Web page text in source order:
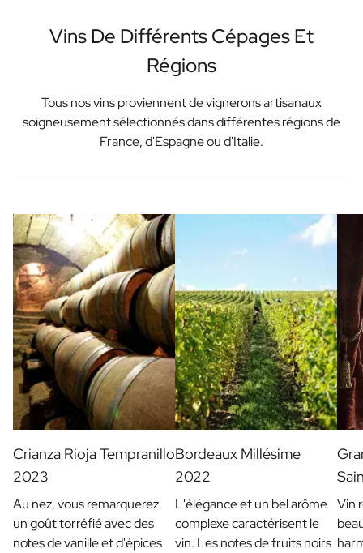
Vins De Différents Cépages Et
Régions
Tous nos vins proviennent de vignerons artisanaux
soigneusement sélectionnés dans différentes régions de
France, d'Espagne ou d'Italie.
Crianza Rioja Tempranillo
2023
Au nez, vous remarquerez
un goût torréfié avec des
notes de vanille et d'épices
Bordeaux Millésime
2022
L'élégance et un bel arôme
complexe caractérisent le
vin. Les notes de fruits noirs
Vin